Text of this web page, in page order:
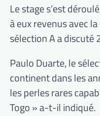
Le stage s’est
à eux revenus avec
sélection A a discuté
Paulo Duarte, le
continent dans les
les perles rares
Togo » a-t-il indiqué.